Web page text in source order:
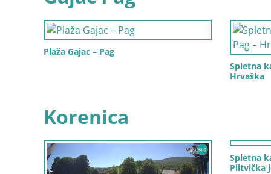
Plaža Gajac – Pag
Spletna
Hrvaška
Korenica
Spletna
Plitvička